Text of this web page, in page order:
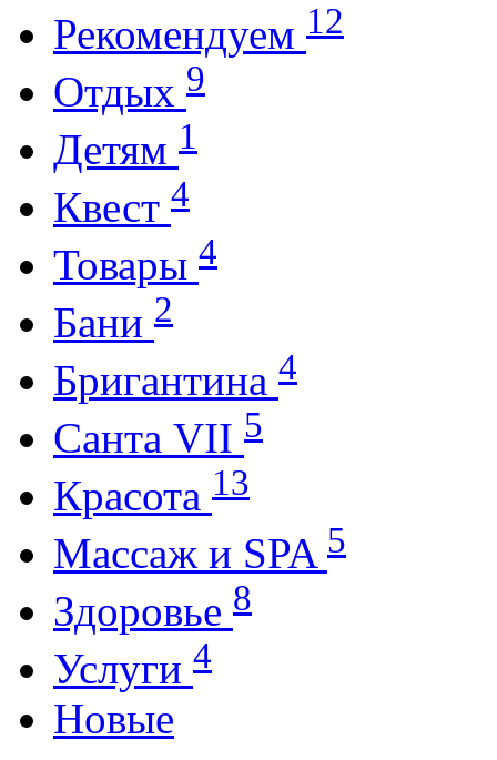
Рекомендуем 12
Отдых 9
Детям 1
Квест 4
Товары 4
Бани 2
Бригантина 4
Санта VII 5
Красота 13
Массаж и SPA 5
Здоровье 8
Услуги 4
Новые